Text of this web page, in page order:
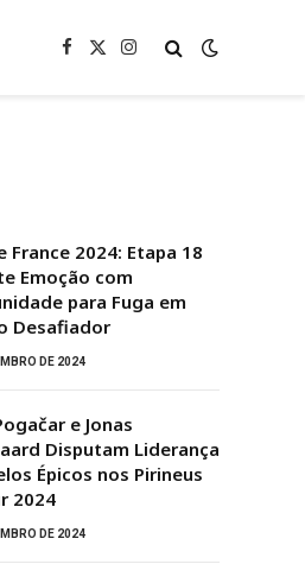
Facebook
X
Instagram
France 2024: Etapa 18
Emoção com
para Fuga em
Desafiador
DE 2024
e Jonas
Disputam Liderança
Épicos nos Pirineus
2024
DE 2024